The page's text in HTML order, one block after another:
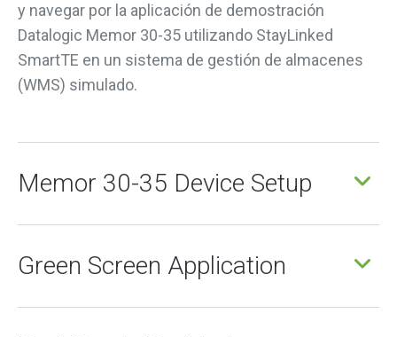
y navegar por la aplicación de demostración
Datalogic Memor 30-35 utilizando StayLinked
SmartTE en un sistema de gestión de almacenes
(WMS) simulado.
Memor 30-35 Device Setup
Green Screen Application